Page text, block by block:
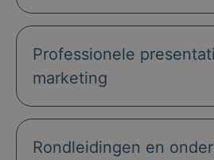
Professionele
marketing
Rondleidingen en